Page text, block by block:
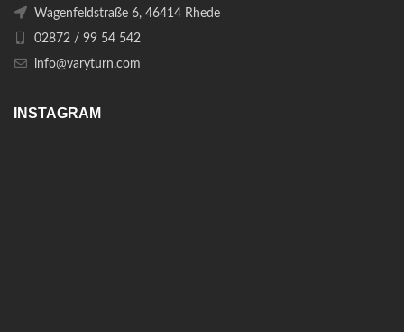
Wagenfeldstraße 6, 46414 Rhede
02872 / 99 54 542
info@varyturn.com
INSTAGRAM